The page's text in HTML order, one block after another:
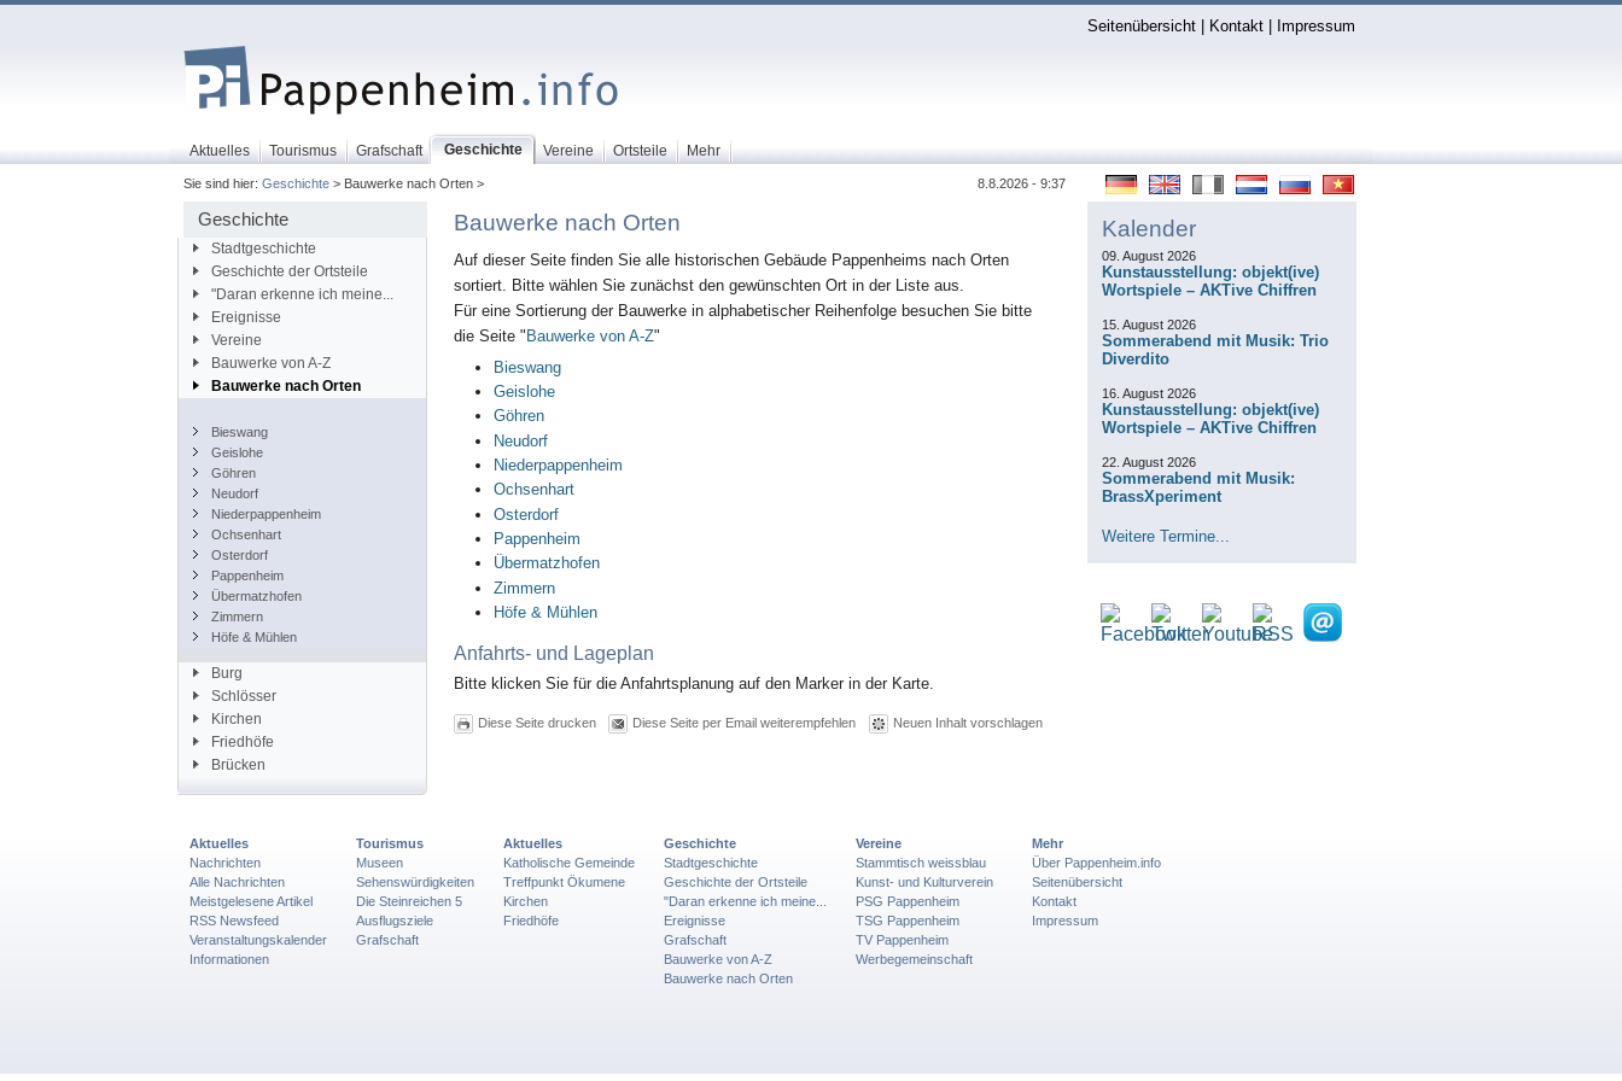
Seitenübersicht| Kontakt| Impressum
Aktuelles Tourismus Grafschaft Geschichte Vereine Ortsteile Mehr
Sie sind hier: Geschichte> Bauwerke nach Orten > 8.8.2026 - 9:37
Geschichte
Stadtgeschichte
Geschichte der Ortsteile
"Daran erkenne ich meine...
Ereignisse
Vereine
Bauwerke von A-Z
Bauwerke nach Orten
Bieswang
Geislohe
Göhren
Neudorf
Niederpappenheim
Ochsenhart
Osterdorf
Pappenheim
Übermatzhofen
Zimmern
Höfe & Mühlen
Burg
Schlösser
Kirchen
Friedhöfe
Brücken
Kalender
09. August 2026
Kunstausstellung: objekt(ive)
Wortspiele – AKTive Chiffren
15. August 2026
Sommerabend mit Musik: Trio
Diverdito
16. August 2026
Kunstausstellung: objekt(ive)
Wortspiele – AKTive Chiffren
22. August 2026
Sommerabend mit Musik:
BrassXperiment
Weitere Termine...
Bauwerke nach Orten
Auf dieser Seite finden Sie alle historischen Gebäude Pappenheims nach Orten
sortiert. Bitte wählen Sie zunächst den gewünschten Ort in der Liste aus.
Für eine Sortierung der Bauwerke in alphabetischer Reihenfolge besuchen Sie bitte
die Seite " Bauwerke von A-Z"
Bieswang
Geislohe
Göhren
Neudorf
Niederpappenheim
Ochsenhart
Osterdorf
Pappenheim
Übermatzhofen
Zimmern
Höfe & Mühlen
Anfahrts- und Lageplan
Bitte klicken Sie für die Anfahrtsplanung auf den Marker in der Karte.
Diese Seite drucken Diese Seite per Email weiterempfehlen Neuen Inhalt vorschlagen
Aktuelles
Nachrichten
Alle Nachrichten
Meistgelesene Artikel
RSS Newsfeed
Veranstaltungskalender
Informationen
Tourismus
Museen
Sehenswürdigkeiten
Die Steinreichen 5
Ausflugsziele
Grafschaft
Aktuelles
Katholische Gemeinde
Treffpunkt Ökumene
Kirchen
Friedhöfe
Geschichte
Stadtgeschichte
Geschichte der Ortsteile
"Daran erkenne ich meine...
Ereignisse
Grafschaft
Bauwerke von A-Z
Bauwerke nach Orten
Vereine
Stammtisch weissblau
Kunst- und Kulturverein
PSG Pappenheim
TSG Pappenheim
TV Pappenheim
Werbegemeinschaft
Mehr
Über Pappenheim.info
Seitenübersicht
Kontakt
Impressum